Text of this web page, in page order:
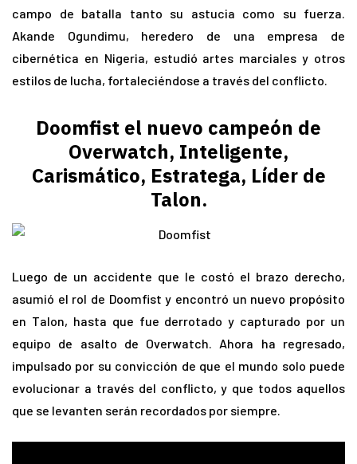
campo de batalla tanto su astucia como su fuerza.
Akande Ogundimu, heredero de una empresa de
cibernética en Nigeria, estudió artes marciales y otros
estilos de lucha, fortaleciéndose a través del conflicto.
Doomfist el nuevo campeón de
Overwatch, Inteligente,
Carismático, Estratega, Líder de
Talon.
Luego de un accidente que le costó el brazo derecho,
asumió el rol de Doomfist y encontró un nuevo propósito
en Talon, hasta que fue derrotado y capturado por un
equipo de asalto de Overwatch. Ahora ha regresado,
impulsado por su convicción de que el mundo solo puede
evolucionar a través del conflicto, y que todos aquellos
que se levanten serán recordados por siempre.